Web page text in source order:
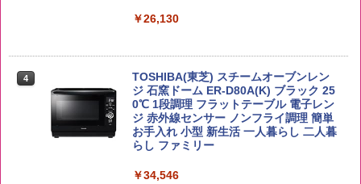
【在庫処分価格】ももたろう印 無洗米 5
kg 業務用 お米マイスターブレンド
￥2,680
イスキー ハイボール 缶
サントリー シングルモルト ウイスキー
白州 Story of the Distillery 2026 化粧箱
入 700ml
￥19,860
カップヌードル レギュラー 日清食品 カ
ップ麺 78g×20個
￥3,475
マルちゃん マルちゃんZUBAAAN! 横浜
家系醤油豚骨 3食パック 130g×3食
￥467
￥26,130
4
TOSHIBA(東芝) スチームオーブンレン
ジ 石窯ドーム ER-D80A(K) ブラック 25
0℃ 1段調理 フラットテーブル 電子レン
ジ 赤外線センサー ノンフライ調理 簡単
お手入れ 小型 新生活 一人暮らし 二人暮
らし ファミリー
￥34,546